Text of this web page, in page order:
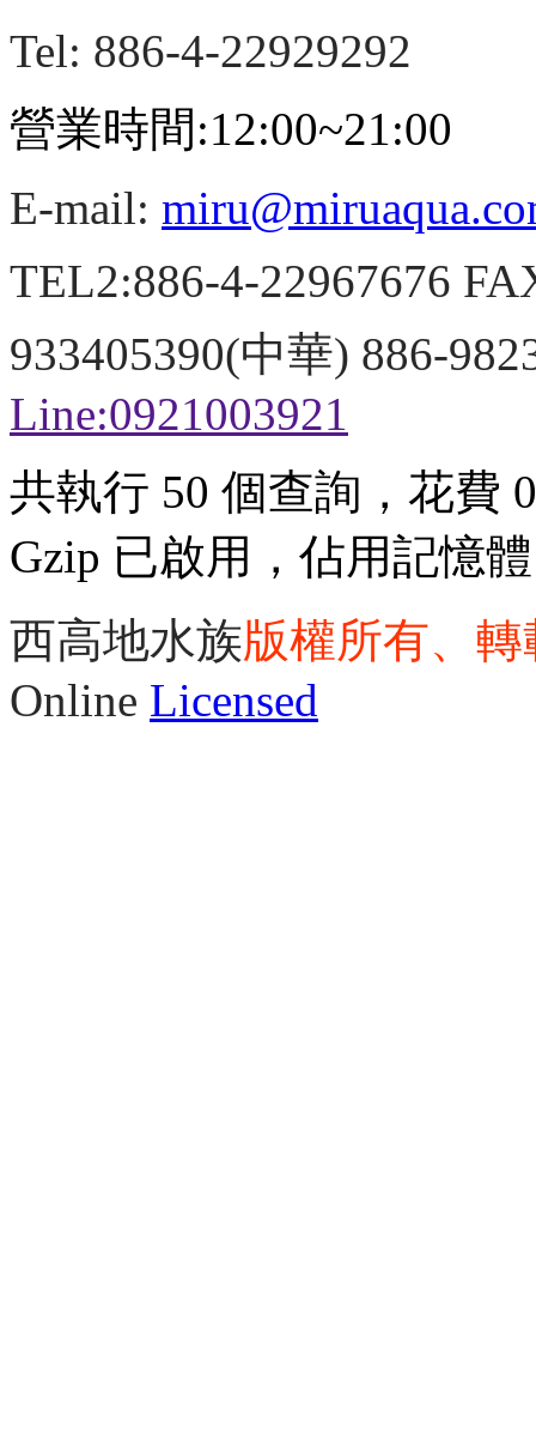
Tel: 886-4-22929292
營業時間:12:00~21:00
E-mail:
TEL2:886-4-22967676
933405390(中華) 886-
Line:0921003921
共執行 50 個查詢，花費
Gzip 已啟用，佔用記憶
西高地水族版權所有、
Online Licensed